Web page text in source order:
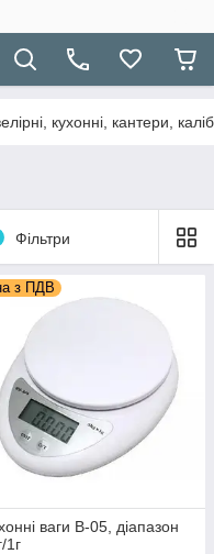
кухонні, кантери,
Фільтри
з ПДВ
ваги B-05, діапазон
1г